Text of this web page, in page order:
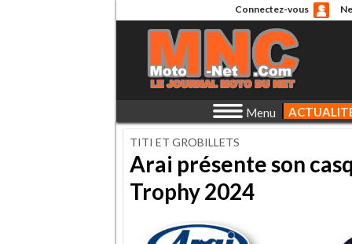
Connectez-vous
Menu
TITI ET GROBILLETS
Arai présente son
Trophy 2024